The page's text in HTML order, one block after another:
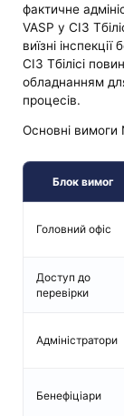
фактичне
VASP у СІЗ
виїзні
СІЗ Тбілісі
обладнанням
процесів.
Основні вимоги
Блок вимог
Головний офіс
Доступ до
перевірки
Адміністратори
Бенефіціари